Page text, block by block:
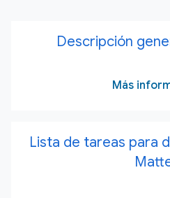
Descripción
Más
Lista de tareas para